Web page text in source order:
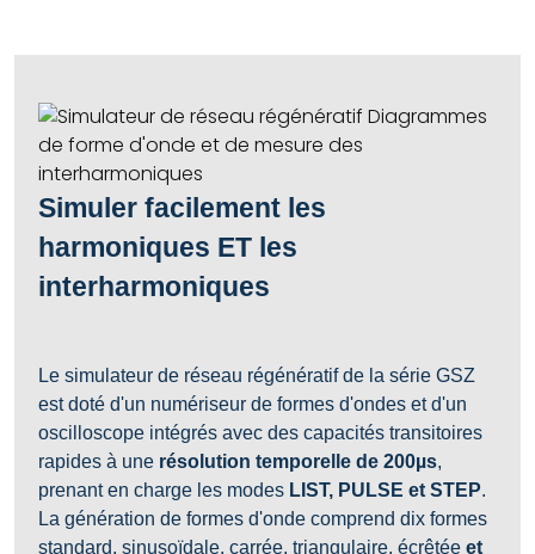
Simuler facilement les
harmoniques ET les
interharmoniques
Le simulateur de réseau régénératif de la série GSZ
est doté d'un numériseur de formes d'ondes et d'un
oscilloscope intégrés avec des capacités transitoires
rapides à une résolution temporelle de 200µs,
prenant en charge les modes LIST, PULSE et STEP.
La génération de formes d'onde comprend dix formes
standard, sinusoïdale, carrée, triangulaire, écrêtée et